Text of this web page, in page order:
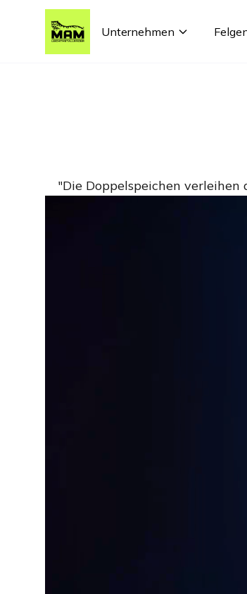
Unternehmen
"Die Doppelspeichen verleihen